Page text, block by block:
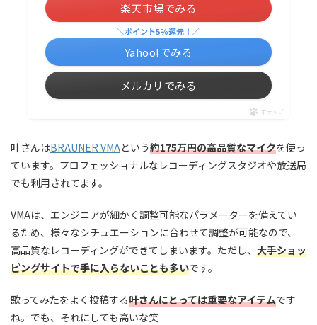
楽天市場でみる
＼ポイント5%還元！／
Yahoo!でみる
メルカリでみる
ポチップ
叶さんはBRAUNER VMAという約175万円の高品質なマイクを使っ
ています。プロフェッショナルなレコーディングスタジオや放送局
でも利用されてます。
VMAは、エンジニアが細かく調整可能なパラメーターを備えてい
るため、様々なシチュエーションに合わせて調整が可能なので、
高品質なレコーディングができてしまいます。ただし、 大手ショッ
ピングサイトで手に入らないことも多いです。
歌ってみたをよく投稿する叶さんにとっては重要なアイテムです
ね。でも、それにしても高いな笑